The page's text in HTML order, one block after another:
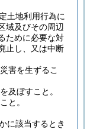
土地利用行為に
域及びその周辺
ために必要な対
止し、又は中断
害を生ずるこ
及ぼすこと。
と。
に該当するとき